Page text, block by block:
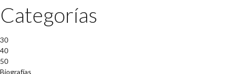
Categorías
30
40
50
Biografías